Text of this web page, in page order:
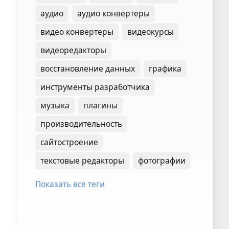
аудио
аудио конвертеры
видео конвертеры
видеокурсы
видеоредакторы
восстановление данных
графика
инструменты разработчика
музыка
плагины
производительность
сайтостроение
текстовые редакторы
фотографии
Показать все теги